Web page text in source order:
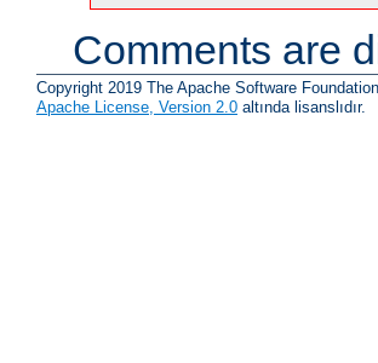
Comments are
Copyright 2019 The Apache Software Foundation.
Apache License, Version 2.0 altında lisanslıdır.